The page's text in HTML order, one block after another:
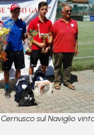
sul Naviglio